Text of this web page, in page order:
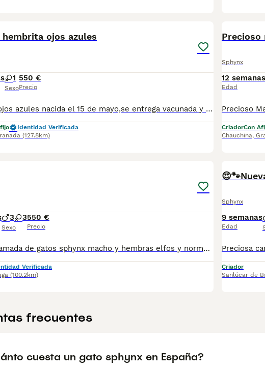
hembrita ojos azules
1
Sexo
550 €
Precio
Hembrita ojos azules nacida el 15 de mayo,se entrega vacunada y desparasitada con su cartilla veterinaria, está criada en familia por lo que es muy cariñosa , para más información contactar por WhatsApp 623347098
Identidad Verificada
(127.8km)
Precioso
Sphynx
12 semanas
Edad
CriadorCon
Chauchina,
3 3
Sexo
550 €
Precio
Preciosa camada de gatos sphynx macho y hembras elfos y normales todos nuestros animales son criados en ambiente familiar por criadero especializado todos se entregan con vacunas acorde a su edad y microchip posibilidad de viajar a toda España por empresa especializada. Los precios varían según sexos colores o si son elfos o no gracias.
Verificada
(100.2km)
Sphynx
9 semanas
Edad
Criador
Sanlúcar de
frecuentes
cuesta un gato sphynx en España?